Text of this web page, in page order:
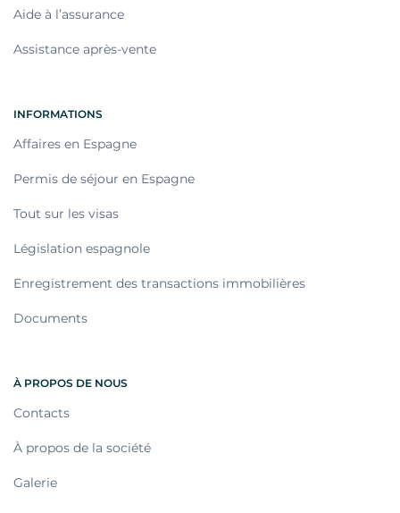
Aide à l’assurance
Assistance après-vente
INFORMATIONS
Affaires en Espagne
Permis de séjour en Espagne
Tout sur les visas
Législation espagnole
Enregistrement des transactions immobilières
Documents
À PROPOS DE NOUS
Contacts
À propos de la société
Galerie